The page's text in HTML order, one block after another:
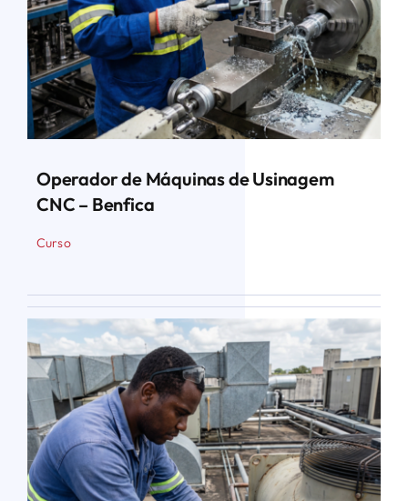
Operador de Máquinas de Usinagem
CNC – Benfica
Curso